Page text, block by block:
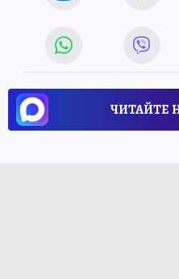
ЧИТАЙТЕ